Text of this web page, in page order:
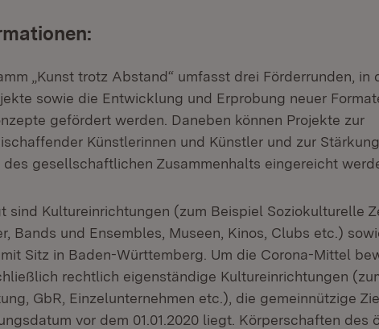
„Kunst trotz Abstand“ umfasst drei Förderrunden, in
sowie die Entwicklung und Erprobung neuer
gefördert werden. Daneben können Projekte zur
Künstlerinnen und Künstler und zur
gesellschaftlichen Zusammenhalts eingereicht
sind Kultureinrichtungen (zum Beispiel Soziokulturelle
Bands und Ensembles, Museen, Kinos, Clubs etc.)
Sitz in Baden-Württemberg. Um die Corona-Mittel
rechtlich eigenständige Kultureinrichtungen
GbR, Einzelunternehmen etc.), die gemeinnützige
vor dem 01.01.2020 liegt. Körperschaften des